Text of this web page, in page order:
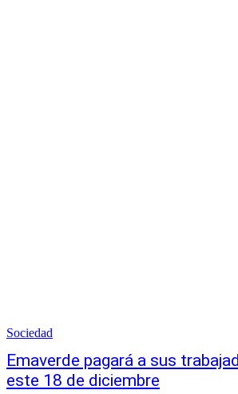
Sociedad
Emaverde pagará a sus
este 18 de diciembre